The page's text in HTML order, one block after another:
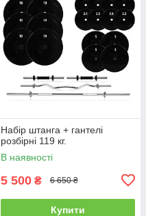
Набір штанга + гантелі
розбірні 119 кг.
В наявності
5 500 ₴ 6 650 ₴
Купити